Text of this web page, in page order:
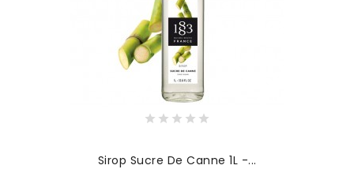
Sirop Sucre De Canne 1L -...